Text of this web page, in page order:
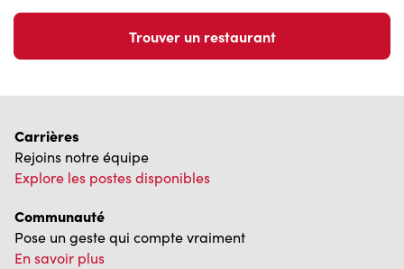
Trouver un restaurant
Carrières
Rejoins notre équipe
Explore les postes disponibles
Communauté
Pose un geste qui compte vraiment
En savoir plus